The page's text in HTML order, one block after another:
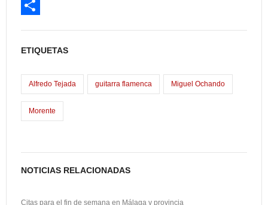
c
k
a
o
n
E
a
r
ETIQUETAS
Alfredo Tejada guitarra flamenca Miguel Ochando
Morente
NOTICIAS RELACIONADAS
Citas para el fin de semana en Málaga y provincia